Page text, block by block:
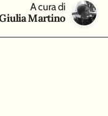
A cura di
Martino